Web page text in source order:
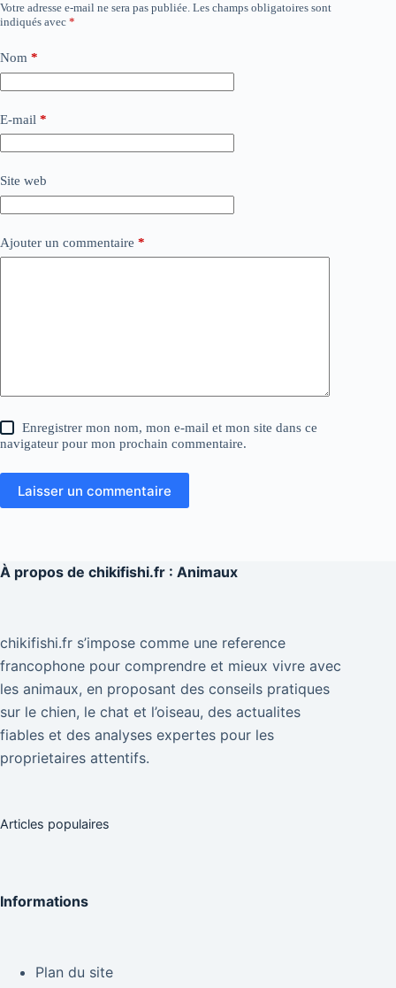
Votre adresse e-mail ne sera pas publiée. Les champs obligatoires sont
indiqués avec *
Nom *
E-mail *
Site web
Ajouter un commentaire *
Enregistrer mon nom, mon e-mail et mon site dans ce
navigateur pour mon prochain commentaire.
Laisser un commentaire
À propos de chikifishi.fr : Animaux
chikifishi.fr s’impose comme une reference
francophone pour comprendre et mieux vivre avec
les animaux, en proposant des conseils pratiques
sur le chien, le chat et l’oiseau, des actualites
fiables et des analyses expertes pour les
proprietaires attentifs.
Articles populaires
Informations
Plan du site